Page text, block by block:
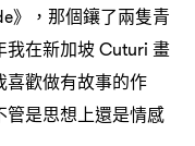
》 ， 那個鑲了兩隻青
我在新加坡Cuturi 畫
喜歡做有故事的作
管是思想上還是情感